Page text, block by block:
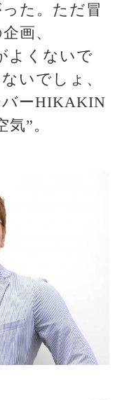
た。ただ冒
画、
よくないで
いでしょ、
ーHIKAKIN
”。